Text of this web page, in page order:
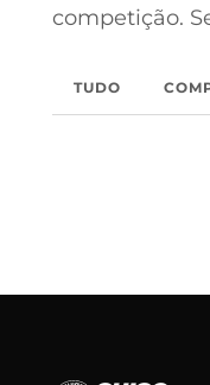
competição.
TUDO